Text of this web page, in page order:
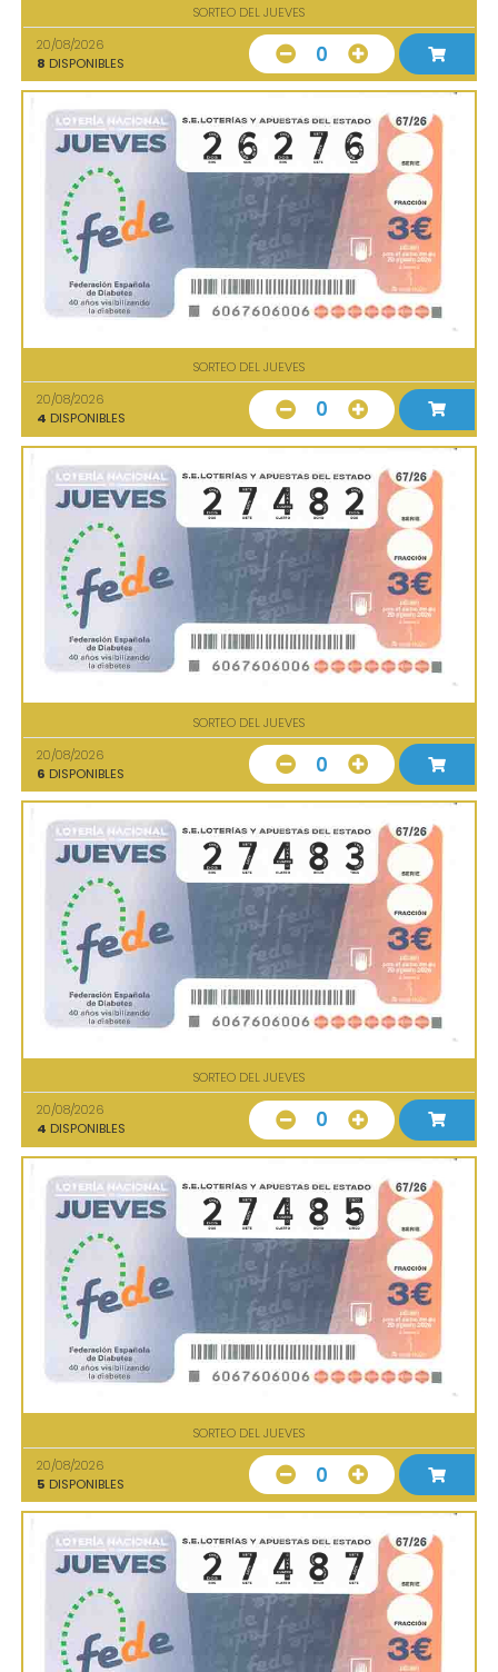
SORTEO DEL JUEVES
20/08/2026
8 DISPONIBLES 0
SORTEO DEL JUEVES
20/08/2026
4 DISPONIBLES 0
SORTEO DEL JUEVES
20/08/2026
6 DISPONIBLES 0
SORTEO DEL JUEVES
20/08/2026
4 DISPONIBLES 0
SORTEO DEL JUEVES
20/08/2026
5 DISPONIBLES 0